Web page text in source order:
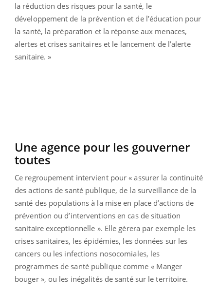
la réduction des risques pour la santé, le
développement de la prévention et de l’éducation pour
la santé, la préparation et la réponse aux menaces,
alertes et crises sanitaires et le lancement de l’alerte
sanitaire. »
Une agence pour les gouverner
toutes
Ce regroupement intervient pour « assurer la continuité
des actions de santé publique, de la surveillance de la
santé des populations à la mise en place d’actions de
prévention ou d’interventions en cas de situation
sanitaire exceptionnelle ». Elle gèrera par exemple les
crises sanitaires, les épidémies, les données sur les
cancers ou les infections nosocomiales, les
programmes de santé publique comme « Manger
bouger », ou les inégalités de santé sur le territoire.